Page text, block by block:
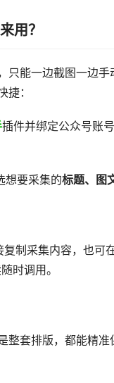
用？
只能一边截图一边
捷：
插件并绑定公众号账
想要采集的标题、图
制采集内容，也可
时调用。
整套排版，都能精准